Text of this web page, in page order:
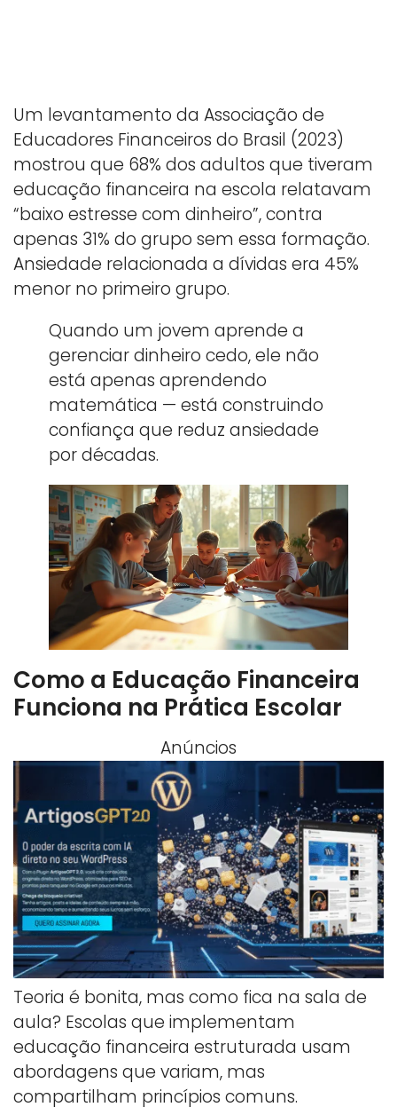
Um levantamento da Associação de
Educadores Financeiros do Brasil (2023)
mostrou que 68% dos adultos que tiveram
educação financeira na escola relatavam
“baixo estresse com dinheiro”, contra
apenas 31% do grupo sem essa formação.
Ansiedade relacionada a dívidas era 45%
menor no primeiro grupo.
Quando um jovem aprende a
gerenciar dinheiro cedo, ele não
está apenas aprendendo
matemática — está construindo
confiança que reduz ansiedade
por décadas.
Como a Educação Financeira
Funciona na Prática Escolar
Anúncios
Teoria é bonita, mas como fica na sala de
aula? Escolas que implementam
educação financeira estruturada usam
abordagens que variam, mas
compartilham princípios comuns.